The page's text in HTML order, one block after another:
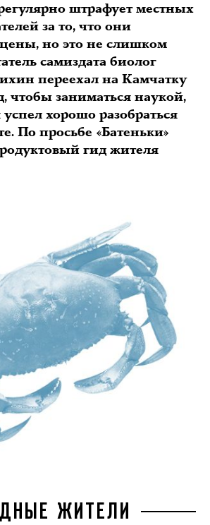
штрафует местных
за то, что они
но это не слишком
самиздата биолог
переехал на Камчатку
чтобы заниматься наукой,
успел хорошо разобраться
По просьбе «Батеньки»
гид жителя
ЖИТЕЛИ